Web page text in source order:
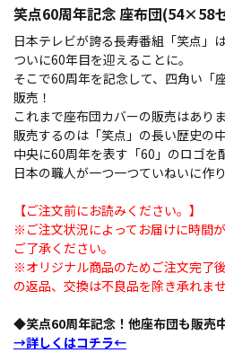
笑点60周年記念 座布団(54×58
日本テレビが誇る長寿番組「笑点」
ついに60年目を迎えることに。
そこで60周年を記念して、四角い
販売！
これまで座布団カバーの販売はあり
販売するのは「笑点」の長い歴史の中
中央に60周年を表す「60」のロゴを
日本の職人が一つ一つていねいに作
【ご注文前にお読みください。】
※ご注文状況によってお届けに時間
ご了承ください。
※オリジナル商品のためご注文完了
の返品、交換は不良品を除き承れませ
◆笑点60周年記念！他座布団も販売
→詳しくはコチラ←